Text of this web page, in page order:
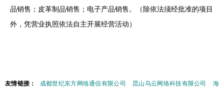
品销售；皮革制品销售；电子产品销售。（除依法须经批准的项目
外，凭营业执照依法自主开展经营活动）
友情链接： 成都世纪东方网络通信有限公司 昆山乌云网络科技有限公司
海